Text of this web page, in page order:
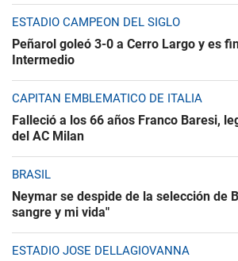
ESTADIO CAMPEÓN DEL SIGLO
Peñarol goleó 3-0 a Cerro Largo y es
Intermedio
CAPITÁN EMBLEMÁTICO DE ITALIA
Falleció a los 66 años Franco Baresi,
del AC Milan
BRASIL
Neymar se despide de la selección de
sangre y mi vida"
ESTADIO JOSÉ DELLAGIOVANNA